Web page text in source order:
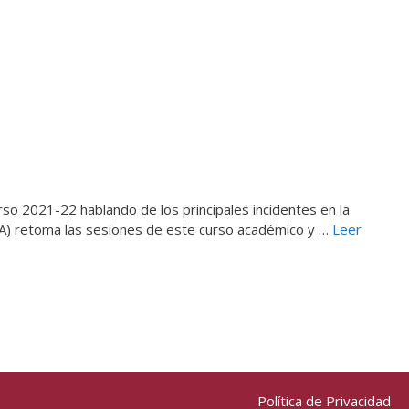
2021-22 hablando de los principales incidentes en la
retoma las sesiones de este curso académico y … Leer
Política de Privacidad